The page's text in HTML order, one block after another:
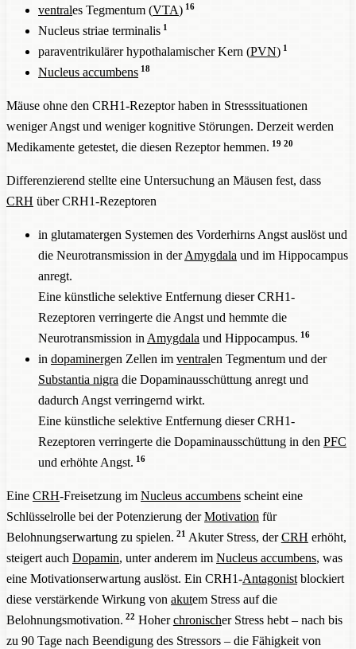
ventrales Tegmentum (VTA) 16
Nucleus striae terminalis 1
paraventrikulärer hypothalamischer Kern (PVN) 1
Nucleus accumbens 18
Mäuse ohne den CRH1-Rezeptor haben in Stresssituationen
weniger Angst und weniger kognitive Störungen. Derzeit werden
Medikamente getestet, die diesen Rezeptor hemmen. 19 20
Differenzierend stellte eine Untersuchung an Mäusen fest, dass
CRH über CRH1-Rezeptoren
in glutamatergen Systemen des Vorderhirns Angst auslöst und
die Neurotransmission in derAmygdala und im Hippocampus
anregt.
Eine künstliche selektive Entfernung dieser CRH1-
Rezeptoren verringerte die Angst und hemmte die
Neurotransmission in Amygdala und Hippocampus. 16
in dopaminergen Zellen im ventralen Tegmentum und der
Substantia nigra die Dopaminausschüttung anregt und
dadurch Angst verringernd wirkt.
Eine künstliche selektive Entfernung dieser CRH1-
Rezeptoren verringerte die Dopaminausschüttung in den PFC
und erhöhte Angst. 16
Eine CRH-Freisetzung im Nucleus accumbens scheint eine
Schlüsselrolle bei der Potenzierung derMotivation für
Belohnungserwartung zu spielen. 21 Akuter Stress, derCRH erhöht,
steigert auch Dopamin, unter anderem im Nucleus accumbens, was
eine Motivationserwartung auslöst. Ein CRH1-Antagonist blockiert
diese verstärkende Wirkung von akutem Stress auf die
Belohnungsmotivation. 22 Hoherchronischer Stress hebt – nach bis
zu 90 Tage nach Beendigung des Stressors – die Fähigkeit von